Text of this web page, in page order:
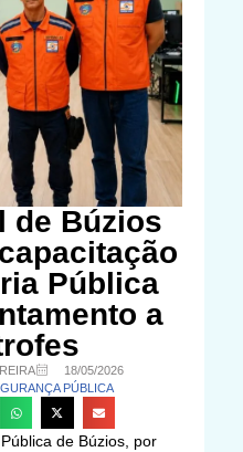
de Búzios
Pública
a
18/05/2026
PÚBLICA
de Búzios, por